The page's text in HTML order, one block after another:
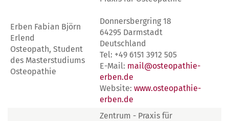
Erben Fabian Björn
Erlend
Osteopath, Student
des Masterstudiums
Osteopathie
Donnersbergring 18
64295 Darmstadt
Deutschland
Tel: +49 6151 3912 505
E-Mail: mail@osteopathie-
erben.de
Website: www.osteopathie-
erben.de
Zentrum - Praxis für